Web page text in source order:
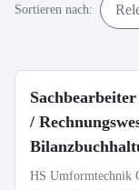
Sortieren nach:
/
HS Umformtechnik